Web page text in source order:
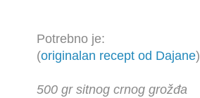
Potrebno je:
(originalan recept od Dajane)
500 gr sitnog crnog grožđa